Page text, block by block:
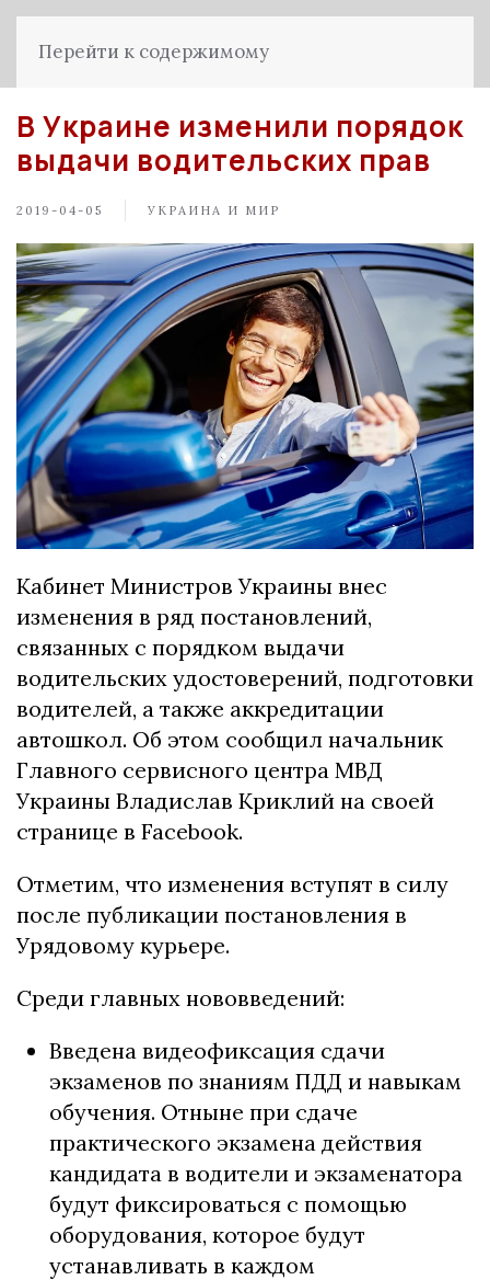
Перейти к содержимому
В Украине изменили порядок
выдачи водительских прав
2019-04-05 УКРАИНА И МИР
Кабинет Министров Украины внес
изменения в ряд постановлений,
связанных с порядком выдачи
водительских удостоверений, подготовки
водителей, а также аккредитации
автошкол. Об этом сообщил начальник
Главного сервисного центра МВД
Украины Владислав Криклий на своей
странице в Facebook.
Отметим, что изменения вступят в силу
после публикации постановления в
Урядовому курьере.
Среди главных нововведений:
Введена видеофиксация сдачи
экзаменов по знаниям ПДД и навыкам
обучения. Отныне при сдаче
практического экзамена действия
кандидата в водители и экзаменатора
будут фиксироваться с помощью
оборудования, которое будут
устанавливать в каждом